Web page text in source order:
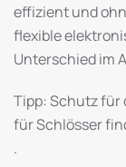
effizient und
flexible
Unterschied im
Tipp: Schutz für
für Schlösser
.